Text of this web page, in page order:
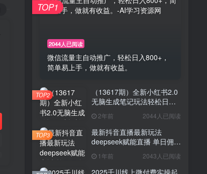
2044人已阅读
微信流量主自动推广，轻松日入800+，
简单易上手，做就有收益。
TOP1
（13617期）全新小红书2.0
无脑生成笔记玩法轻松日入
2年前 2044人已阅读
TOP2
最新抖音直播最新玩法
deepseek赋能直播 单日佣金
1年前 2043人已阅读
TOP3
2025千川线上微付费实操起